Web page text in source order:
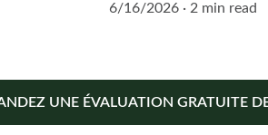
6/16/2026
2 min read
UNE ÉVALUATION GRATUITE